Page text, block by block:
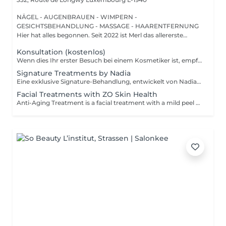
NÄGEL - AUGENBRAUEN - WIMPERN -
GESICHTSBEHANDLUNG - MASSAGE - HAARENTFERNUNG
Hier hat alles begonnen. Seit 2022 ist Merl das allererste
Konsultation (kostenlos)
Wenn dies Ihr erster Besuch bei einem Kosmetiker ist, empfehlen wir, mit einer Beratung zu beginnen. Wie wird die Beratung durchgeführt? - nur Beratung - Wir bestimmen Ihren Hauttyp, besprechen Ihre gewünschten Ergebnisse, helfen Ihnen bei der Auswahl der richtigen Hautpflegeprodukte und entscheiden, welche Behandlung Ihre spezifischen Anliegen am besten anspricht. - Beratung + erste Behandlung - Wir bestimmen Ihren Hauttyp, besprechen Ihre gewünschten Ergebnisse, helfen Ihnen bei der Auswahl der richtigen Hautpflegeprodukte und entscheiden, welche Behandlung Ihre spezifischen Anliegen am besten anspricht. Wir führen die erste Behandlung direkt nach der Beratung durch.
Signature Treatments by Nadia
Eine exklusive Signature-Behandlung, entwickelt von Nadia, unserer Kosmetikerin, speziell für die empfindliche Augen- und Hals-/Dekolletépartie. Sie spendet intensive Feuchtigkeit und verbessert die Elastizität der Haut, wodurch Festigkeit, Geschmeidigkeit und ein sichtbar frischeres, revitalisiertes Hautbild gefördert werden. Die Behandlung hilft, das Erscheinungsbild feiner Linien zu reduzieren, verleiht der Augenpartie einen sanften aufhellenden Effekt und sorgt für ein natürliches Lifting-Ergebnis für einen erholten Blick und ein jugendlicheres Aussehen. Eine weitere Option kombiniert die intensive Feuchtigkeitspflege für Augen- und Halsbereich mit einer vollständigen Gesichtsbehandlung und bietet so ein besonders umfassendes Pflegeerlebnis.
Facial Treatments with ZO Skin Health
Anti-Aging Treatment is a facial treatment with a mild peel designed to restore hydration, smooth dry, rough texture, soften lines and strengthen skin to prevent future aging and skin damage. Redness Treatment is a facial treatment with a mild peel designed to calm skin and minimize symptoms associated with red, sensitized skin, including rosacea. Ultra Hydration Treatment is a facial treatment with a mild peel designed to soothe skin and restore hydration in dry, dehydrated skin. Skin Brightening Treatment is a facial treatment with a mild peel designed to target mild discoloration and restore a more even skin tone. Acne + Oil Control Treatment is a facial treatment with a mild peel to decongest pores, absorb excess surface oil, target blemishes and prevent future breakouts. Enzyme Facial Treatment is a gentle, effective facial treatment with enzymatic exfoliation to revive dull skin, replenish hydration, soothe skin and restore healthy skin barrier to strengthen skin. Stimulator Peel is the perfect lunchtime peel, gentle enough for all skin types. An effective blend of AHAs provide immediately healthier, glowing skin with no downtime. Added antioxidants and anti-irritants neutralize free radicals and calm the skin.